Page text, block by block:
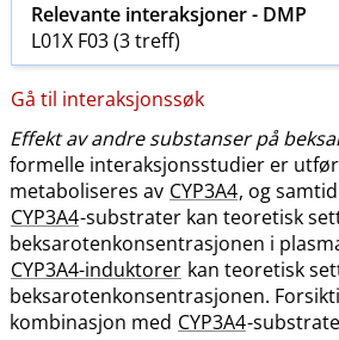
Relevante interaksjoner - DMP
L01X F03 (3 treff)
Gå til interaksjonssøk
Effekt av andre substanser på
formelle interaksjonsstudier er
metaboliseres av CYP3A4, og
CYP3A4-substrater kan teoretisk
beksarotenkonsentrasjonen i
CYP3A4-induktorer kan teoretisk
beksarotenkonsentrasjonen.
kombinasjon med CYP3A4-